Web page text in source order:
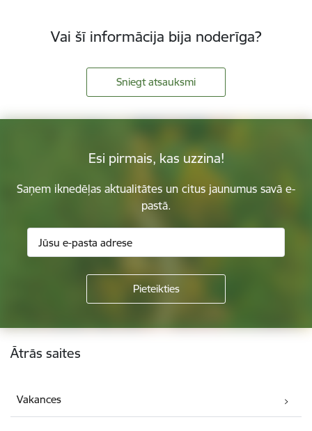
Vai šī informācija bija noderīga?
Sniegt atsauksmi
Esi pirmais, kas uzzina!
Saņem iknedēļas aktualitātes un citus jaunumus savā e-
pastā.
Kājene
Ātrās saites
Vakances